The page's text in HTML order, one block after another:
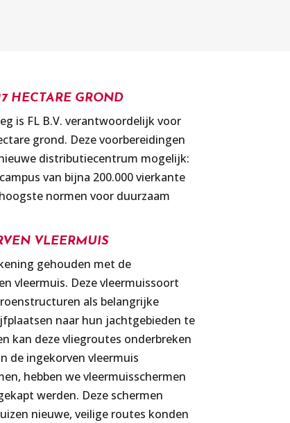
HECTARE GROND
is FL B.V. verantwoordelijk voor
grond. Deze voorbereidingen
distributiecentrum mogelijk:
van bijna 200.000 vierkante
normen voor duurzaam
VLEERMUIS
gehouden met de
vleermuis. Deze vleermuissoort
als belangrijke
naar hun jachtgebieden te
kan deze vliegroutes onderbreken
de ingekorven vleermuis
hebben we vleermuisschermen
werden. Deze schermen
nieuwe, veilige routes konden